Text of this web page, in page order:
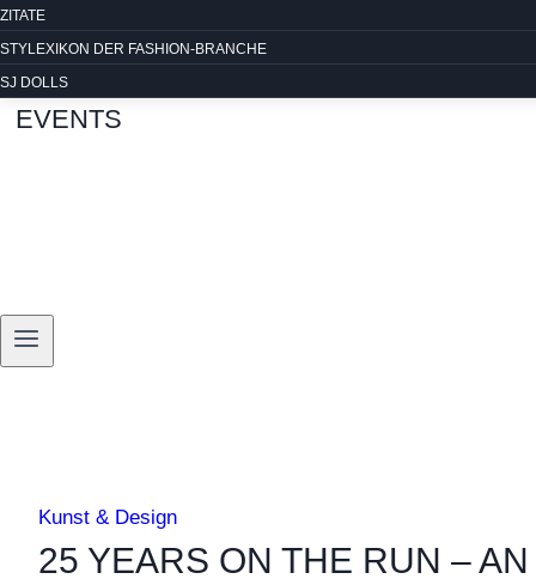
ZITATE
STYLEXIKON DER FASHION-BRANCHE
SJ DOLLS
EVENTS
Kunst & Design
25 YEARS ON THE RUN –